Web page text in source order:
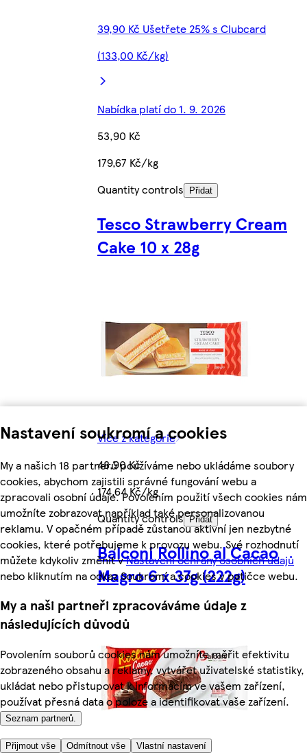
Nastavení soukromí a cookies
My a našich 18 partnerů používáme nebo ukládáme soubory
cookies, abychom zajistili správné fungování webu a
zpracovali osobní údaje. Povolením použití všech cookies nám
umožníte zobrazovat například také personalizovanou
reklamu. V opačném případě zůstanou aktivní jen nezbytné
cookies, které potřebujeme k provozu webu. Své rozhodnutí
můžete kdykoliv změnit vNastavení ochrany osobních údajů
nebo kliknutím na odkaz Soukromí a cookies v patičce webu.
My a naši partneři zpracováváme údaje z
následujících důvodů
Povolením souborů cookies nám umožníte měřit efektivitu
zobrazeného obsahu a reklamy, vytvářet uživatelské statistiky,
ukládat nebo přistupovat k informacím ve vašem zařízení,
používat přesná data o poloze a identifikovat vaše zařízení.
Seznam partnerů.
Přijmout vše Odmítnout vše Vlastní nastavení
39,90 Kč Ušetřete 25% s Clubcard
(133,00 Kč/kg)
Nabídka platí do 1. 9. 2026
53,90 Kč
179,67 Kč/kg
Quantity controls
Přidat
Tesco Strawberry Cream
Cake 10 x 28g
Více z kategorie
48,90 Kč
174,64 Kč/kg
Quantity controls Přidat
Balconi Rollino al Cacao
Magro 6 x 37g (222g)